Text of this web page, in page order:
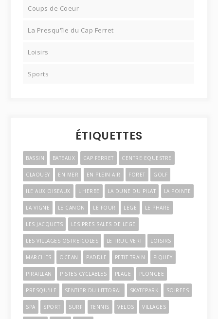
Coups de Coeur
La Presqu'île du Cap Ferret
Loisirs
Sports
ÉTIQUETTES
BASSIN BATEAUX CAP FERRET CENTRE EQUESTRE
CLAOUEY EN MER EN PLEIN AIR FORET GOLF
ILE AUX OISEAUX L'HERBE LA DUNE DU PILAT LA POINTE
LA VIGNE LE CANON LE FOUR LEGE LE PHARE
LES JACQUETS LES PRES SALES DE LEGE
LES VILLAGES OSTREICOLES LE TRUC VERT LOISIRS
MARCHES OCEAN PADDLE PETIT TRAIN PIQUEY
PIRAILLAN PISTES CYCLABLES PLAGE PLONGEE
PRESQU'ILE SENTIER DU LITTORAL SKATEPARK SOIREES
SPA SPORT SURF TENNIS VELOS VILLAGES